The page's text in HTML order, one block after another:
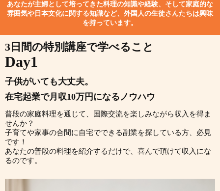
あなたが主婦として培ってきた料理の知識や経験、そして家庭的な
雰囲気や日本文化に関する知識など、外国人の生徒さんたちは興味
を持っています。
3日間の特別講座で学べること
Day1
子供がいても大丈夫。
在宅起業で月収10万円になるノウハウ
普段の家庭料理を通じて、国際交流を楽しみながら収入を得ま
せんか？
子育てや家事の合間に自宅でできる副業を探している方、必見
です！
あなたの普段の料理を紹介するだけで、喜んで頂けて収入にな
るのです。